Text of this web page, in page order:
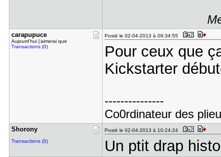
carapupuce
Aujourd'hui j'aimerai que
Transactions (0)
Posté le 02-04-2013 à 09:34:55
Pour ceux que
Kickstarter
---------------
Co0rdinateur des
Shorony
Transactions (0)
Posté le 02-04-2013 à 10:24:24
Un ptit drap